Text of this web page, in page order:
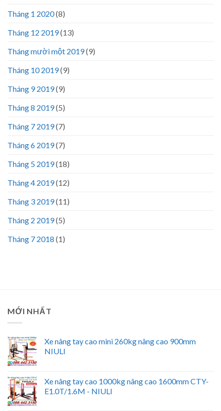
Tháng 1 2020(8)
Tháng 12 2019(13)
Tháng mười một 2019(9)
Tháng 10 2019(9)
Tháng 9 2019(9)
Tháng 8 2019(5)
Tháng 7 2019(7)
Tháng 6 2019(7)
Tháng 5 2019(18)
Tháng 4 2019(12)
Tháng 3 2019(11)
Tháng 2 2019(5)
Tháng 7 2018 (1)
MỚI NHẤT
Xe nâng tay cao mini 260kg nâng cao 900mm
NIULI
Xe nâng tay cao 1000kg nâng cao 1600mm CTY-
E1.0T/1.6M - NIULI